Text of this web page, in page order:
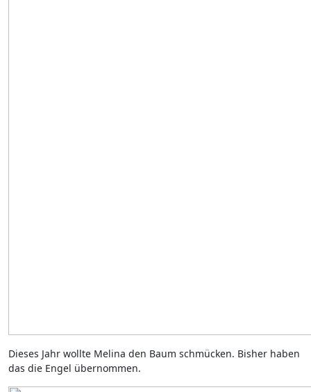
Dieses Jahr wollte Melina den Baum schmücken. Bisher haben
das die Engel übernommen.